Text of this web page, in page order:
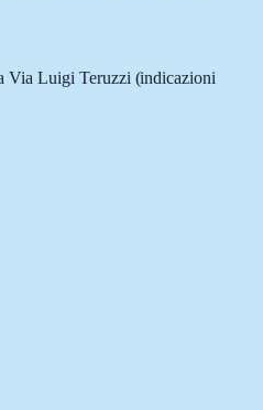
Via Luigi Teruzzi (indicazioni